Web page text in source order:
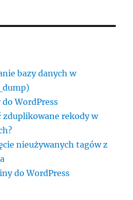
bazy danych w
WordPress
zduplikowane rekody w
nieużywanych tagów z
do WordPress